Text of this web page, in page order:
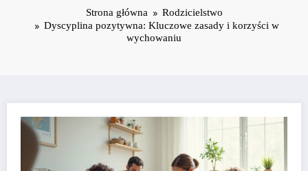
Strona główna
Rodzicielstwo
Dyscyplina pozytywna: Kluczowe zasady i korzyści w
wychowaniu